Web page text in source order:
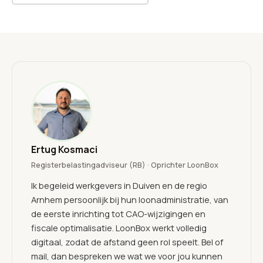
Ertug Kosmaci
Registerbelastingadviseur (RB) · Oprichter LoonBox
Ik begeleid werkgevers in Duiven en de regio
Arnhem persoonlijk bij hun loonadministratie, van
de eerste inrichting tot CAO-wijzigingen en
fiscale optimalisatie. LoonBox werkt volledig
digitaal, zodat de afstand geen rol speelt. Bel of
mail, dan bespreken we wat we voor jou kunnen